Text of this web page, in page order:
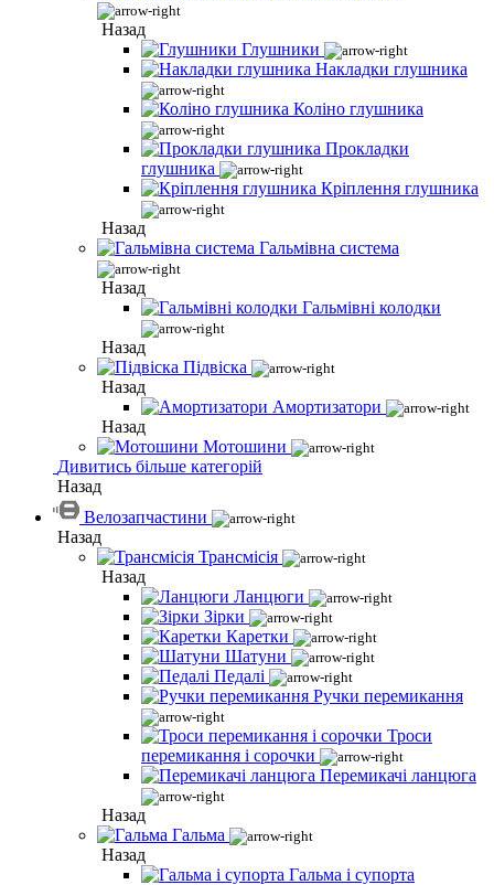
Назад
Глушники
Накладки глушника
Коліно глушника
Прокладки
глушника
Кріплення глушника
Назад
Гальмівна система
Назад
Гальмівні колодки
Назад
Підвіска
Назад
Амортизатори
Назад
Мотошини
Дивитись більше категорій
Назад
Велозапчастини
Назад
Трансмісія
Назад
Ланцюги
Зірки
Каретки
Шатуни
Педалі
Ручки перемикання
Троси
перемикання і сорочки
Перемикачі ланцюга
Назад
Гальма
Назад
Гальма і супорта